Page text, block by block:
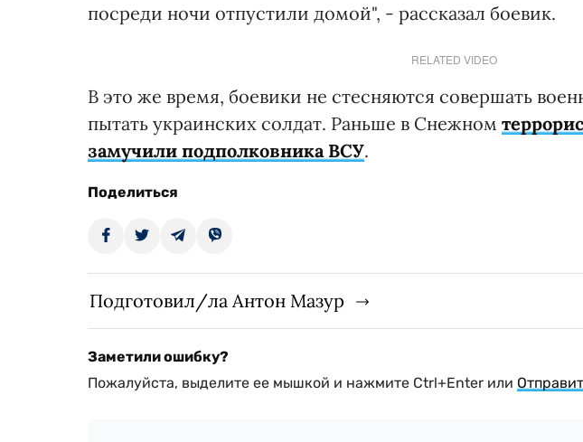
посреди ночи отпустили домой", - рассказал боевик.
RELATED VIDEO
В это же время, боевики не стесняются совершать
пытать украинских солдат. Раньше в Снежном
замучили подполковника ВСУ.
Поделиться
Подготовил/ла Антон Мазур
Заметили ошибку?
Пожалуйста, выделите ее мышкой и нажмите Ctrl+Enter или